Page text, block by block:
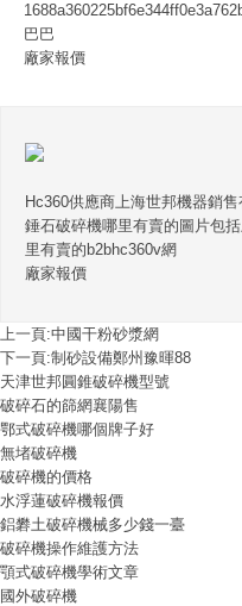
巴巴
廠家報價
Hc360供應商上海世邦機器銷
錘石破碎機哪里有賣的圖片包
里有賣的b2bhc360v網
廠家報價
上一頁:中國干粉砂漿網
下一頁:制砂設備鄭州豫暉88
天津世邦圓錐破碎機型號
破碎石的篩網襄陽售
鄂式破碎機哪個牌子好
無堵破碎機
破碎機的價格
水浮蓮破碎機報價
鋁礬土破碎機械多少錢一臺
破碎機操作維護方法
顎式破碎機學術文章
國外破碎機